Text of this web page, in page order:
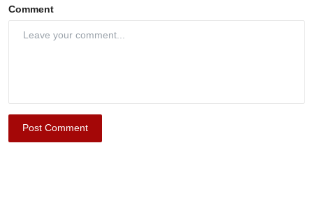
Comment
Post Comment